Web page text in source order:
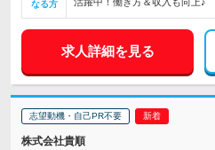
なる方
求人詳細を見る
志望動機・自己PR不要
株式会社貴順